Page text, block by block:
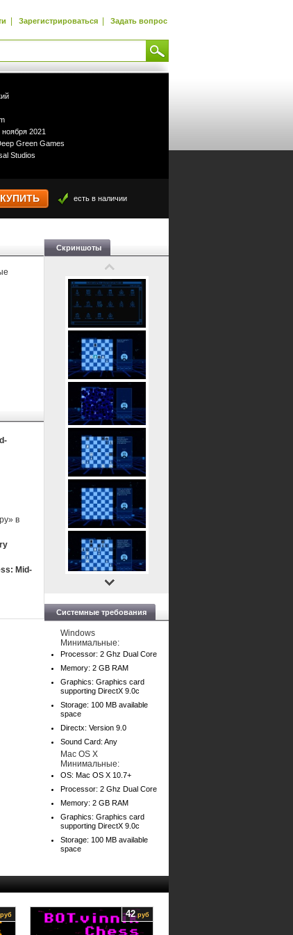
| Зарегистрироваться | Задать вопрос
ноября 2021
Green Games
Studios
КУПИТЬ есть в наличии
в
Mid-
Скриншоты
Системные требования
Windows
Минимальные:
Processor: 2 Ghz Dual Core
Memory: 2 GB RAM
Graphics: Graphics card
supporting DirectX 9.0c
Storage: 100 MB available
space
Directx: Version 9.0
Sound Card: Any
Mac OS X
Минимальные:
OS: Mac OS X 10.7+
Processor: 2 Ghz Dual Core
Memory: 2 GB RAM
Graphics: Graphics card
supporting DirectX 9.0c
Storage: 100 MB available
space
42руб